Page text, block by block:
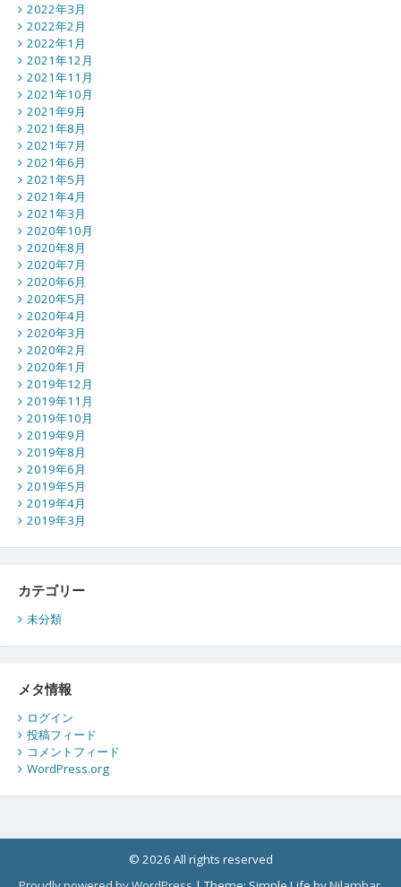
2022年3月
2022年2月
2022年1月
2021年12月
2021年11月
2021年10月
2021年9月
2021年8月
2021年7月
2021年6月
2021年5月
2021年4月
2021年3月
2020年10月
2020年8月
2020年7月
2020年6月
2020年5月
2020年4月
2020年3月
2020年2月
2020年1月
2019年12月
2019年11月
2019年10月
2019年9月
2019年8月
2019年6月
2019年5月
2019年4月
2019年3月
カテゴリー
未分類
メタ情報
ログイン
投稿フィード
コメントフィード
WordPress.org
© 2026 All rights reserved